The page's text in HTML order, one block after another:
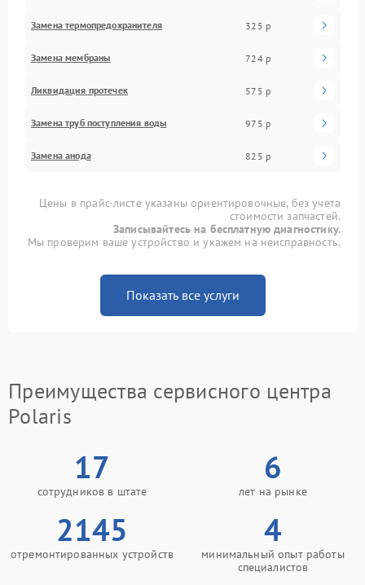
Замена термопредохранителя 325 р
Замена мембраны 724 р
Ликвидация протечек 575 р
Замена труб поступления воды 975 р
Замена анода 825 р
Цены в прайс-листе указаны ориентировочные, без учета
стоимости запчастей.
Записывайтесь на бесплатную диагностику.
Мы проверим ваше устройство и укажем на неисправность.
Показать все услуги
Преимущества сервисного центра
Polaris
17
сотрудников в штате
6
лет на рынке
2145
отремонтированных устройств
4
минимальный опыт работы
специалистов